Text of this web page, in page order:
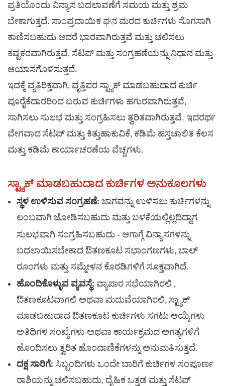
ಪ್ರತಿಯೊಂದು ವಿನ್ಯಾಸ ಬದಲಾವಣೆಗೆ ಸಮಯ ಮತ್ತು ಶ್ರಮ
ಬೇಕಾಗುತ್ತದೆ. ಸಾಂಪ್ರದಾಯಿಕ ಘನ ಮರದ ಕುರ್ಚಿಗಳು ಸೊಗಸಾಗಿ
ಕಾಣಿಸಬಹುದು ಆದರೆ ಭಾರವಾಗಿರುತ್ತವೆ ಮತ್ತು ಚಲಿಸಲು
ಕಷ್ಟಕರವಾಗಿರುತ್ತವೆ, ಸೆಟಪ್ ಮತ್ತು ಸಂಗ್ರಹಣೆಯನ್ನು ನಿಧಾನ ಮತ್ತು
ಆಯಾಸಗೊಳಿಸುತ್ತದೆ.
ಇದಕ್ಕೆ ವ್ಯತಿರಿಕ್ತವಾಗಿ, ವೃತ್ತಿಪರ ಸ್ಟ್ಯಾಕ್ ಮಾಡಬಹುದಾದ ಕುರ್ಚಿ
ಪೂರೈಕೆದಾರರಿಂದ ಬರುವ ಕುರ್ಚಿಗಳು ಹಗುರವಾಗಿರುತ್ತವೆ,
ಸಾಗಿಸಲು ಸುಲಭ ಮತ್ತು ಸಂಗ್ರಹಿಸಲು ತ್ವರಿತವಾಗಿರುತ್ತವೆ. ಇದರರ್ಥ
ವೇಗವಾದ ಸೆಟಪ್ ಮತ್ತು ಕಿತ್ತುಹಾಕುವಿಕೆ, ಕಡಿಮೆ ಹಸ್ತಚಾಲಿತ ಕೆಲಸ
ಮತ್ತು ಕಡಿಮೆ ಕಾರ್ಯಾಚರಣೆಯ ವೆಚ್ಚಗಳು.
ಸ್ಟ್ಯಾಕ್ ಮಾಡಬಹುದಾದ ಕುರ್ಚಿಗಳ ಅನುಕೂಲಗಳು
ಸ್ಥಳ ಉಳಿಸುವ ಸಂಗ್ರಹಣೆ: ಜಾಗವನ್ನು ಉಳಿಸಲು ಕುರ್ಚಿಗಳನ್ನು
ಲಂಬವಾಗಿ ಜೋಡಿಸಬಹುದು ಮತ್ತು ಬಳಕೆಯಲ್ಲಿಲ್ಲದಿದ್ದಾಗ
ಸುಲಭವಾಗಿ ಸಂಗ್ರಹಿಸಬಹುದು - ಆಗಾಗ್ಗೆ ವಿನ್ಯಾಸಗಳನ್ನು
ಬದಲಾಯಿಸಬೇಕಾದ ಔತಣಕೂಟ ಸಭಾಂಗಣಗಳು, ಬಾಲ್
ರೂಂಗಳು ಮತ್ತು ಸಮ್ಮೇಳನ ಕೊಠಡಿಗಳಿಗೆ ಸೂಕ್ತವಾಗಿದೆ.
ಹೊಂದಿಕೊಳ್ಳುವ ವ್ಯವಸ್ಥೆ: ವ್ಯಾಪಾರ ಸಭೆಯಾಗಿರಲಿ ,
ಔತಣಕೂಟವಾಗಲಿ ಅಥವಾ ಮದುವೆಯಾಗಿರಲಿ, ಸ್ಟ್ಯಾಕ್
ಮಾಡಬಹುದಾದ ಔತಣಕೂಟ ಕುರ್ಚಿಗಳು ಸಗಟು ಆಯ್ಕೆಗಳು
ಅತಿಥಿಗಳ ಸಂಖ್ಯೆಗಳು ಅಥವಾ ಕಾರ್ಯಕ್ರಮದ ಅಗತ್ಯಗಳಿಗೆ
ಹೊಂದಿಸಲು ತ್ವರಿತ ಹೊಂದಾಣಿಕೆಗಳನ್ನು ಅನುಮತಿಸುತ್ತದೆ.
ದಕ್ಷ ಸಾರಿಗೆ: ಸಿಬ್ಬಂದಿಗಳು ಒಂದೇ ಬಾರಿಗೆ ಕುರ್ಚಿಗಳ ಸಂಪೂರ್ಣ
ರಾಶಿಯನ್ನು ಚಲಿಸಬಹುದು, ದೈಹಿಕ ಒತ್ತಡ ಮತ್ತು ಸೆಟಪ್